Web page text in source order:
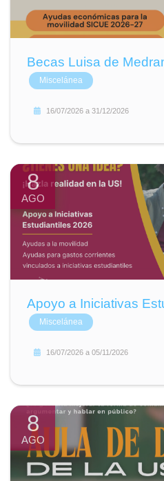
Becas Luisa de
Miscelánea
16/07/2026 a 31/12/2026
8
AGO
Apoyo a Iniciativas
Miscelánea
16/07/2026 a 05/11/2026
8
AGO